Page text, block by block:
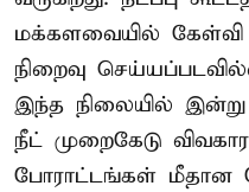
மக்களவையில் கேள்வி
நிறைவு
இந்த நிலையில்
நீட் முறைகேடு
போராட்டங்கள் மீதான